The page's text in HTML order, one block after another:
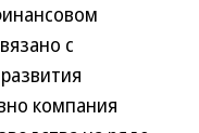
с
компания